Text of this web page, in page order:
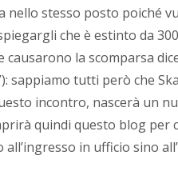
nello stesso posto poiché
che è estinto da
la scomparsa
sappiamo tutti però che
incontro, nascerà un
quindi questo blog per
in ufficio sino